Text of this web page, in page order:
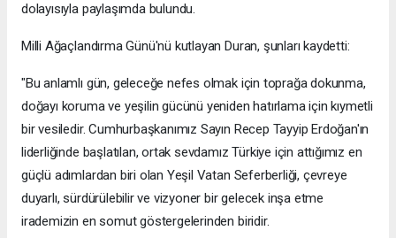
dolayısıyla paylaşımda bulundu.
Milli Ağaçlandırma Günü'nü kutlayan Duran, şunları kaydetti:
"Bu anlamlı gün, geleceğe nefes olmak için toprağa dokunma,
doğayı koruma ve yeşilin gücünü yeniden hatırlama için kıymetli
bir vesiledir. Cumhurbaşkanımız Sayın Recep Tayyip Erdoğan'ın
liderliğinde başlatılan, ortak sevdamız Türkiye için attığımız en
güçlü adımlardan biri olan Yeşil Vatan Seferberliği, çevreye
duyarlı, sürdürülebilir ve vizyoner bir gelecek inşa etme
irademizin en somut göstergelerinden biridir.